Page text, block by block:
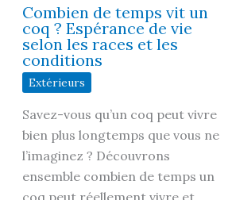
Combien de temps vit un
coq ? Espérance de vie
selon les races et les
conditions
Extérieurs
Savez-vous qu’un coq peut vivre
bien plus longtemps que vous ne
l’imaginez ? Découvrons
ensemble combien de temps un
coq peut réellement vivre et